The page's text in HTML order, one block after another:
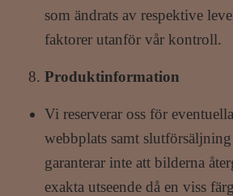
som ändrats av respektive
faktorer utanför vår kontroll.
Produktinformation
Vi reserverar oss för
webbplats samt
garanterar inte att bilderna
exakta utseende då en viss